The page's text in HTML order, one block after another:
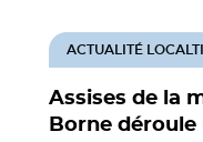
Assises de la
Borne
ACTUALITÉ